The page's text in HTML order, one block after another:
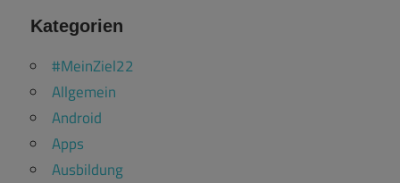
Kategorien
#MeinZiel22
Allgemein
Android
Apps
Ausbildung